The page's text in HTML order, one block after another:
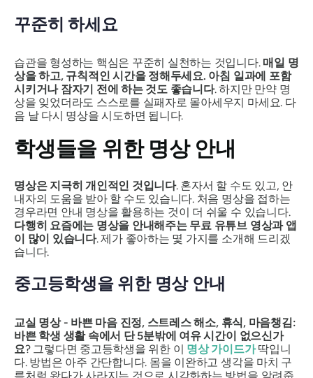
꾸준히 하세요
습관을 형성하는 핵심은 꾸준히 실천하는 것입니다. 매일 명
상을 하고, 규칙적인 시간을 정해두세요. 아침 일과에 포함
시키거나 잠자기 전에 하는 것도 좋습니다. 하지만 만약 명
상을 잊었더라도 스스로를 실패자로 몰아세우지 마세요. 다
음 날 다시 명상을 시도하면 됩니다.
학생들을 위한 명상 안내
명상은 지극히 개인적인 것입니다. 혼자서 할 수도 있고, 안
내자의 도움을 받아 할 수도 있습니다. 처음 명상을 접하는
경우라면 안내 명상을 활용하는 것이 더 쉬울 수 있습니다.
다행히 요즘에는 명상을 안내해주는 무료 유튜브 영상과 앱
이 많이 있습니다. 제가 좋아하는 몇 가지를 소개해 드리겠
습니다.
중고등학생을 위한 명상 안내
교실 명상 - 바쁜 마음 진정, 스트레스 해소, 휴식, 마음챙김:
바쁜 학생 생활 속에서 단 5분밖에 여유 시간이 없으신가
요? 그렇다면 중고등학생을 위한 이 명상 가이드가딱입니
다. 방법은 아주 간단합니다. 몸을 이완하고 생각을 마치 구
름처럼 왔다가 사라지는 것으로 시각화하는 방법을 알려줍